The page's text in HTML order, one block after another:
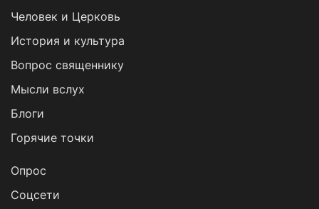
Человек и Церковь
История и культура
Вопрос священнику
Мысли вслух
Блоги
Горячие точки
Опрос
Cоцсети